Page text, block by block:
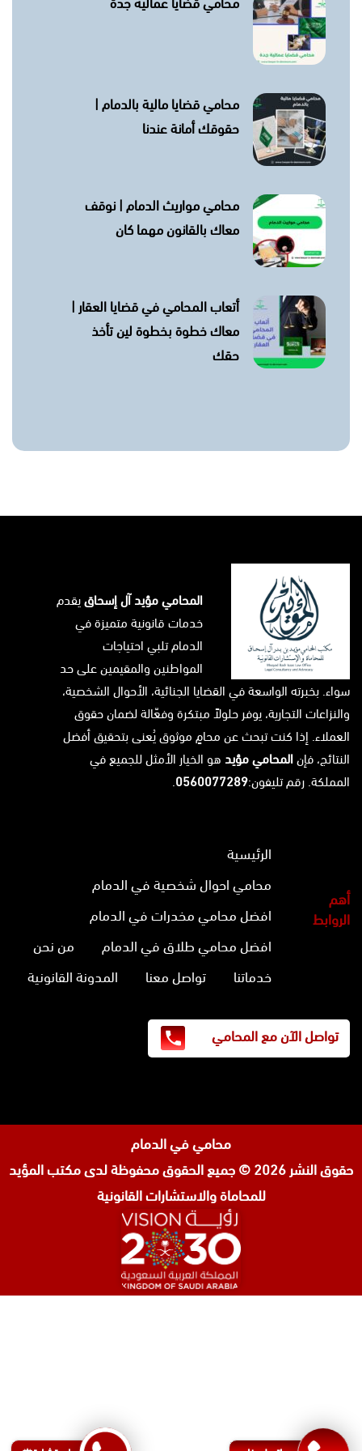
محامي قضايا مالية بالدمام |
حقوقك أمانة عندنا
محامي مواريث الدمام | نوقف
معاك بالقانون مهما كان
أتعاب المحامي في قضايا العقار |
معاك خطوة بخطوة لين تأخذ
حقك
المحامي مؤيد آل إسحاقيقدم
خدمات قانونية متميزة في
الدمام تلبي احتياجات
المواطنين والمقيمين على حد
سواء. بخبرته الواسعة في القضايا الجنائية، الأحوال الشخصية،
والنزاعات التجارية، يوفر حلولاً مبتكرة وفعّالة لضمان حقوق
العملاء. إذا كنت تبحث عن محامٍ موثوق يُعنى بتحقيق أفضل
النتائج، فإنالمحامي مؤيد هو الخيار الأمثل للجميع في
المملكة. رقم تليفون:0560077289
.
أهم
الروابط
الرئيسية
محامي احوال شخصية في الدمام
افضل محامي مخدرات في الدمام
افضل محامي طلاق في الدمام
من نحن
خدماتنا
تواصل معنا المدونة القانونية
تواصل الآن مع المحامي
محامي في الدمام
حقوق النشر 2026 © جميع الحقوق محفوظة لدى
مكتب المؤيد
للمحاماة والاستشارات القانونية
محامي شرعي في البحرين